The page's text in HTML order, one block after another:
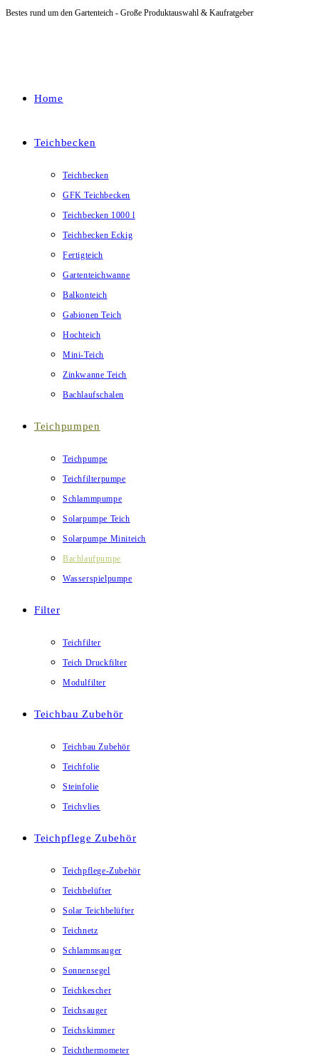
Zum
Bestes rund um den Gartenteich - Große Produktauswahl & Kaufratgeber
Home
Teichbecken
Teichbecken
GFK Teichbecken
Teichbecken 1000 l
Teichbecken Eckig
Fertigteich
Gartenteichwanne
Balkonteich
Gabionen Teich
Hochteich
Mini-Teich
Zinkwanne Teich
Bachlaufschalen
Teichpumpen
Teichpumpe
Teichfilterpumpe
Schlammpumpe
Solarpumpe Teich
Solarpumpe Miniteich
Bachlaufpumpe
Wasserspielpumpe
Filter
Teichfilter
Teich Druckfilter
Modulfilter
Teichbau Zubehör
Teichbau Zubehör
Teichfolie
Steinfolie
Teichvlies
Teichpflege Zubehör
Teichpflege-Zubehör
Teichbelüfter
Solar Teichbelüfter
Teichnetz
Schlammsauger
Sonnensegel
Teichkescher
Teichsauger
Teichskimmer
Teichthermometer